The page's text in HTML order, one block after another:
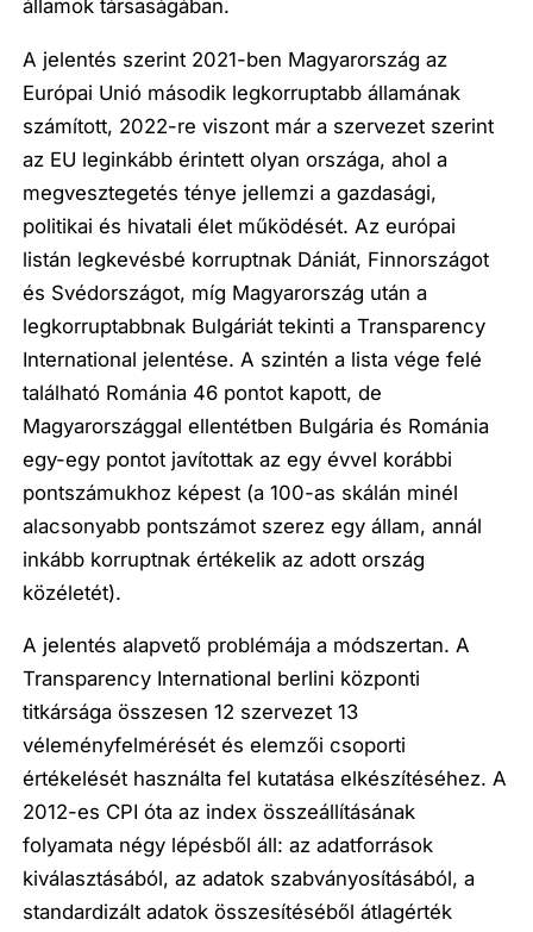
államok társaságában.
A jelentés szerint 2021-ben Magyarország az
Európai Unió második legkorruptabb államának
számított, 2022-re viszont már a szervezet szerint
az EU leginkább érintett olyan országa, ahol a
megvesztegetés ténye jellemzi a gazdasági,
politikai és hivatali élet működését. Az európai
listán legkevésbé korruptnak Dániát, Finnországot
és Svédországot, míg Magyarország után a
legkorruptabbnak Bulgáriát tekinti a Transparency
International jelentése. A szintén a lista vége felé
található Románia 46 pontot kapott, de
Magyarországgal ellentétben Bulgária és Románia
egy-egy pontot javítottak az egy évvel korábbi
pontszámukhoz képest (a 100-as skálán minél
alacsonyabb pontszámot szerez egy állam, annál
inkább korruptnak értékelik az adott ország
közéletét).
A jelentés alapvető problémája a módszertan. A
Transparency International berlini központi
titkársága összesen 12 szervezet 13
véleményfelmérését és elemzői csoporti
értékelését használta fel kutatása elkészítéséhez. A
2012-es CPI óta az index összeállításának
folyamata négy lépésből áll: az adatforrások
kiválasztásából, az adatok szabványosításából, a
standardizált adatok összesítéséből átlagérték